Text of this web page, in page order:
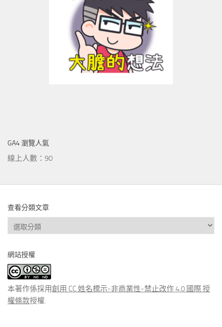
GA4 瀏覽人氣
線上人數：90
查看分類文章
查
看
類
文
章
網站授權
本著作係採用創用 CC 姓名標示-非商業性-禁止改作 4.0 國際 授
權條款授權.